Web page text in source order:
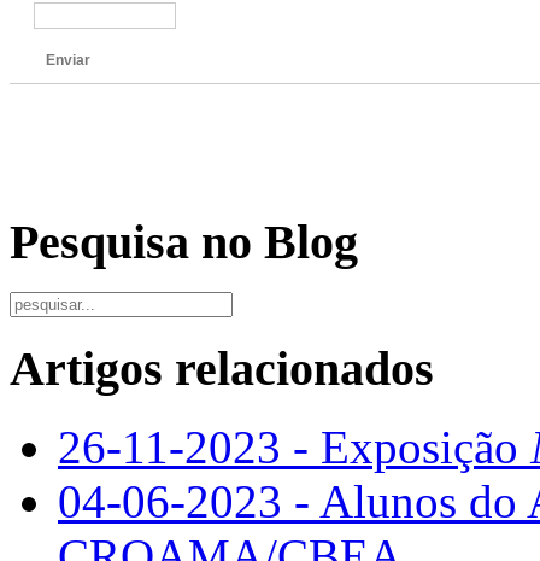
Enviar
Pesquisa no Blog
Artigos relacionados
26-11-2023 - Exposição
04-06-2023 - Alunos do